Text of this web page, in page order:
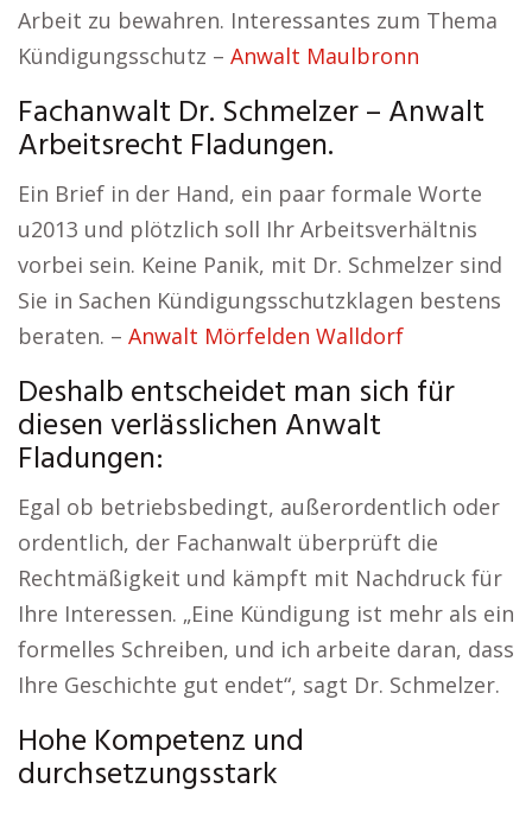
Arbeit zu bewahren. Interessantes zum Thema
Kündigungsschutz – Anwalt Maulbronn
Fachanwalt Dr. Schmelzer – Anwalt
Arbeitsrecht Fladungen.
Ein Brief in der Hand, ein paar formale Worte
u2013 und plötzlich soll Ihr Arbeitsverhältnis
vorbei sein. Keine Panik, mit Dr. Schmelzer sind
Sie in Sachen Kündigungsschutzklagen bestens
beraten. – Anwalt Mörfelden Walldorf
Deshalb entscheidet man sich für
diesen verlässlichen Anwalt
Fladungen:
Egal ob betriebsbedingt, außerordentlich oder
ordentlich, der Fachanwalt überprüft die
Rechtmäßigkeit und kämpft mit Nachdruck für
Ihre Interessen. „Eine Kündigung ist mehr als ein
formelles Schreiben, und ich arbeite daran, dass
Ihre Geschichte gut endet“, sagt Dr. Schmelzer.
Hohe Kompetenz und
durchsetzungsstark